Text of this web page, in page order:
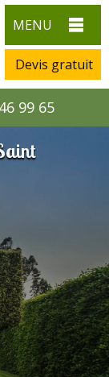
MENU
Devis gratuit
99 65